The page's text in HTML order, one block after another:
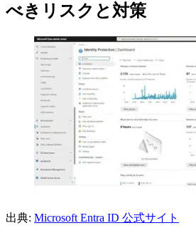
べきリスクと対策
出典: Microsoft Entra ID 公式サイト